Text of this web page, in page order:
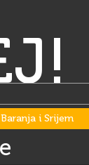
i Srijem